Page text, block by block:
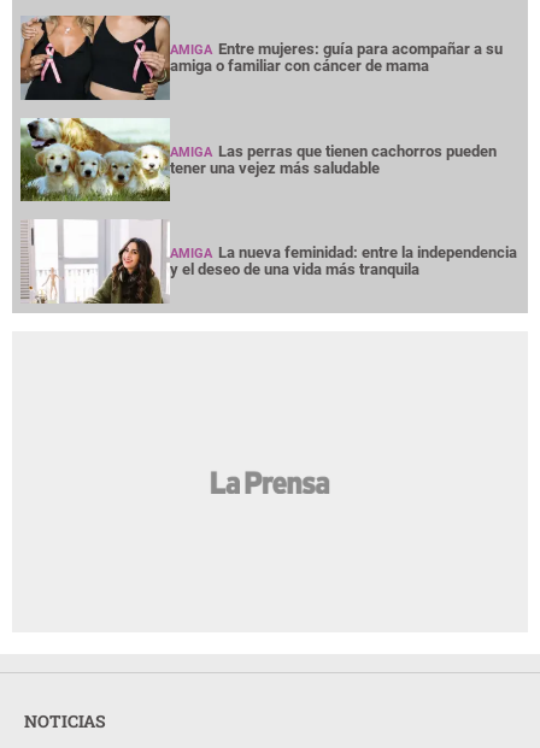
AMIGA Entre mujeres: guía para acompañar a su
amiga o familiar con cáncer de mama
AMIGA Las perras que tienen cachorros pueden
tener una vejez más saludable
AMIGA La nueva feminidad: entre la independencia
y el deseo de una vida más tranquila
NOTICIAS